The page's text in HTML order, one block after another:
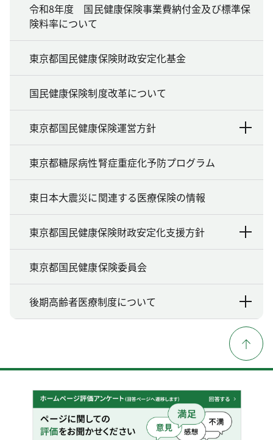
令和8年度 国民健康保険事業費納付金及び標準保
険料率について
東京都国民健康保険財政安定化基金
国民健康保険制度改革について
東京都国民健康保険運営方針
東京都糖尿病性腎症重症化予防プログラム
東日本大震災に関連する医療保険の情報
東京都国民健康保険財政安定化支援方針
東京都国民健康保険委員会
後期高齢者医療制度について